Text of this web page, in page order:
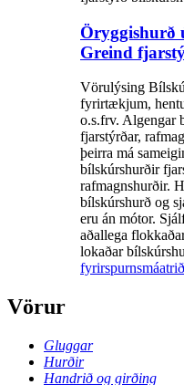
Öryggishurð
Greind
Vörulýsing
fyrirtækjum,
o.s.frv. Algengar
fjarstýrðar,
þeirra má
bílskúrshurðir
rafmagnshurðir.
bílskúrshurð og
eru án mótor.
aðallega
lokaðar
fyrirspurn
Vörur
Gluggar
Hurðir
Handrið og girðing